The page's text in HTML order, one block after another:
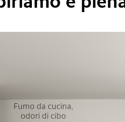
Fumo da cucina,
odori di cibo